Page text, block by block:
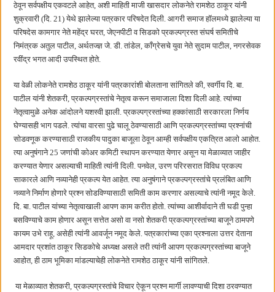
ठेवून सर्वपक्षीय एकवटले आहेत, अशी माहिती माजी खासदार लोकनेते रामशेठ ठाकूर यांनी
शुक्रवारी (दि. 21) येथे झालेल्या पत्रकार परिषदेत दिली. आगरी समाज हॉलमध्ये झालेल्या या
परिषदेस कामगार नेते महेंद्र घरत, जेएनपीटी व सिडको प्रकल्पग्रस्त संघर्ष समितीचे
निमंत्रक अतुल पाटील, अर्थतज्ज्ञ जे. डी. तांडेल, काँग्रेसचे युवा नेते सुदाम पाटील, नगरसेवक
रवींद्र भगत आदी उपस्थित होते.
या वेळी लोकनेते रामशेठ ठाकूर यांनी पत्रकारांशी बोलताना सांगितले की, स्वर्गीय दि. बा.
पाटील यांनी शेतकरी, प्रकल्पग्रस्तांचे नेतृत्व करून समाजाला दिशा दिली आहे. त्यांच्या
नेतृत्वामुळे अनेक आंदोलने यशस्वी झाली. प्रकल्पग्रस्तांच्या हक्कांसाठी सरकारला निर्णय
घेण्यासही भाग पडले. त्यांचा वारसा पुढे चालू ठेवण्यासाठी आणि प्रकल्पग्रस्तांच्या प्रश्नांची
सोडवणूक करण्यासाठी राजकीय पादुका बाजूला ठेवून आम्ही सर्वपक्षीय एकत्रित आलो आहोत.
त्या अनुषंगाने 25 जणांची कोअर कमिटी स्थापन करण्यात येणार असून या मेळाव्यात जाहीर
करण्यात येणार असल्याची माहिती त्यांनी दिली. पनवेल, उरण परिरसरात विविध प्रकल्प
साकारले आणि नव्यानेही प्रकल्प येत आहेत. त्या अनुषंगाने प्रकल्पग्रस्तांचे प्रलंबित आणि
नव्याने निर्माण होणारे प्रश्न सोडविण्यासाठी समिती काम करणार असल्याचे त्यांनी नमूद केले.
दि. बा. पाटील यांच्या नेतृत्वाखाली आपण काम करीत होतो. त्यांच्या आशीर्वादाने ती घडी पुन्हा
बसविण्याचे काम होणार असून सत्तेत असो वा नसो शेतकरी प्रकल्पग्रस्तांच्या बाजूने ठामपणे
कायम उभे राहू, असेही त्यांनी आवर्जून नमूद केले. पत्रकारांच्या एका प्रश्नाला उत्तर देताना
आमदार प्रशांत ठाकूर सिडकोचे अध्यक्ष असले तरी त्यांनी आपण प्रकल्पग्रस्तांच्या बाजूने
आहोत, ही ठाम भूमिका मांडल्याचेही लोकनेते रामशेठ ठाकूर यांनी सांगितले.
या मेळाव्यात शेतकरी, प्रकल्पग्रस्तांचे विचार ऐकून प्रश्न मार्गी लावण्याची दिशा ठरवण्यात